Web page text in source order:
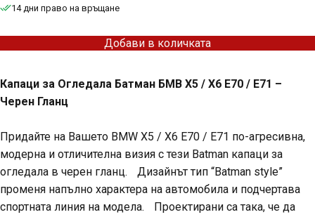
14 дни право на връщане
Добави в количката
Капаци за Огледала Батман БМВ Х5 / Х6 Е70 / Е71 –
Черен Гланц
Придайте на Вашето BMW X5 / X6 E70 / E71 по-агресивна,
модерна и отличителна визия с тези Batman капаци за
огледала в черен гланц. Дизайнът тип “Batman style”
променя напълно характера на автомобила и подчертава
спортната линия на модела. Проектирани са така, че да